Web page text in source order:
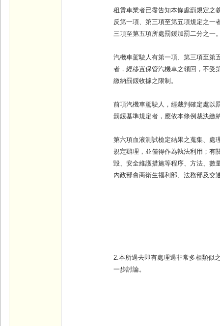
租賃車業者已盡告知本條處罰規定之
反第一項、第三項至第五項規定之一
三項至第五項所處罰鍰加罰二分之一
汽機車駕駛人有第一項、第三項至第
者，經移置保管汽機車之領回，不受
繳納罰鍰收據之限制。
前項汽機車駕駛人，經裁判確定處以
罰鍰基準規定者，應依本條例裁決繳
第六項血液測試檢定結果之蒐集、處
規定辦理，並僅得作為執法利用；有
毀、安全維護措施等程序、方法、數
內政部會商衛生福利部、法務部及交
2.本所過去即有處理過非常多相類似
一步討論。